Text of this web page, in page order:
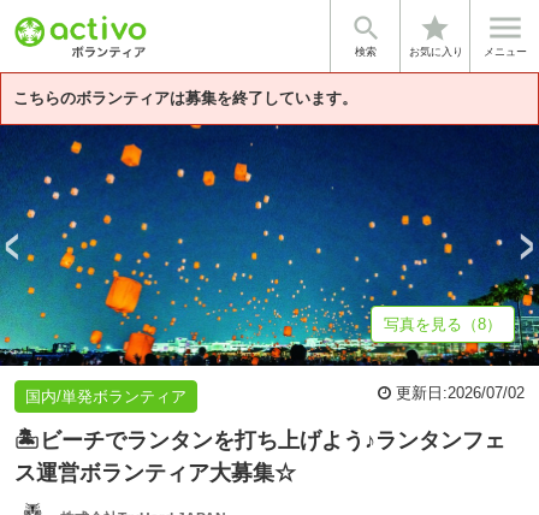

検索
star
お気に入り

メニュー
こちらのボランティアは募集を終了しています。
基本情報 募集詳細 企業情報
写真を見る（8）
国内/単発ボランティア 更新日:2026/07/02
🏝️ビーチでランタンを打ち上げよう♪ランタンフェ
ス運営ボランティア大募集☆